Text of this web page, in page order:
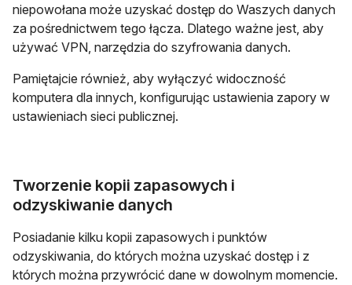
niepowołana może uzyskać dostęp do Waszych danych
za pośrednictwem tego łącza. Dlatego ważne jest, aby
używać VPN, narzędzia do szyfrowania danych.
Pamiętajcie również, aby wyłączyć widoczność
komputera dla innych, konfigurując ustawienia zapory w
ustawieniach sieci publicznej.
Tworzenie kopii zapasowych i
odzyskiwanie danych
Posiadanie kilku kopii zapasowych i punktów
odzyskiwania, do których można uzyskać dostęp i z
których można przywrócić dane w dowolnym momencie.